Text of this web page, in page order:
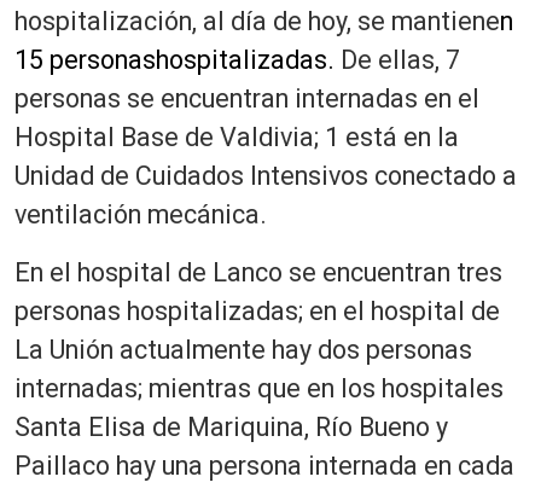
hospitalización, al día de hoy, se mantienen
15 personashospitalizadas. De ellas, 7
personas se encuentran internadas en el
Hospital Base de Valdivia; 1 está en la
Unidad de Cuidados Intensivos conectado a
ventilación mecánica.
En el hospital de Lanco se encuentran tres
personas hospitalizadas; en el hospital de
La Unión actualmente hay dos personas
internadas; mientras que en los hospitales
Santa Elisa de Mariquina, Río Bueno y
Paillaco hay una persona internada en cada